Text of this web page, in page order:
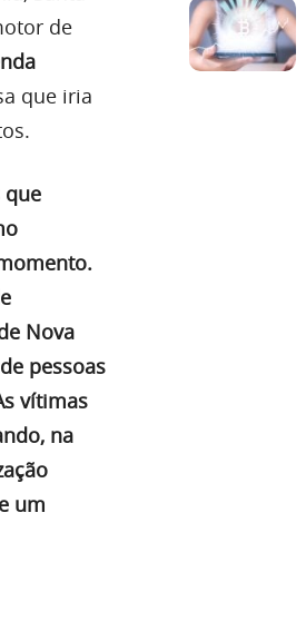
de
que iria
que
Nova
pessoas
vítimas
na
um